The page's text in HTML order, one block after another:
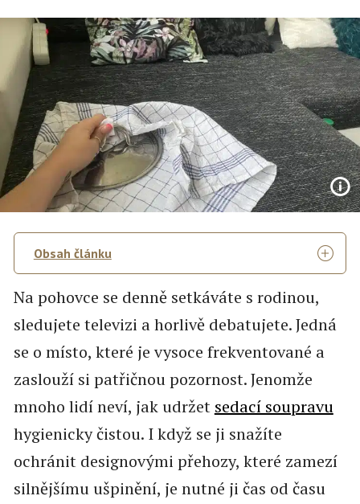
Obsah článku
Na pohovce se denně setkáváte s rodinou,
sledujete televizi a horlivě debatujete. Jedná
se o místo, které je vysoce frekventované a
zaslouží si patřičnou pozornost. Jenomže
mnoho lidí neví, jak udržet sedací soupravu
hygienicky čistou. I když se ji snažíte
ochránit designovými přehozy, které zamezí
silnějšímu ušpinění, je nutné ji čas od času